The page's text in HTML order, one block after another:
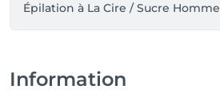
Épilation à La Cire / Sucre Homme
Information